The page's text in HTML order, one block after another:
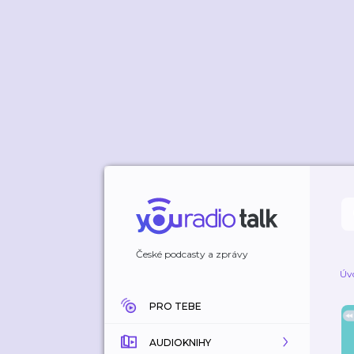
České podcasty a zprávy
PRO TEBE
AUDIOKNIHY